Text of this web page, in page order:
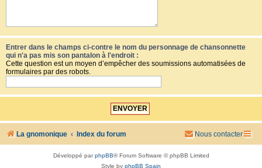
Entrer dans le champs ci-contre le nom du personnage de chansonnette
qui n'a pas mis son pantalon à l'endroit :
Cette question est un moyen d’empêcher des soumissions automatisées de
formulaires par des robots.
La gnomonique Index du forum Nous contacter
Développé parphpBB® Forum Software © phpBB Limited
Style by phpBB Spain